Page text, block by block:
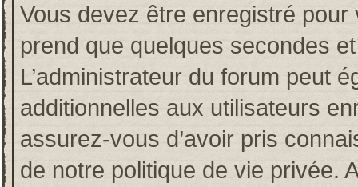
Vous devez être enregistré pour
prend que quelques secondes
L’administrateur du forum peut
additionnelles aux utilisateurs
assurez-vous d’avoir pris
de notre politique de vie privée.